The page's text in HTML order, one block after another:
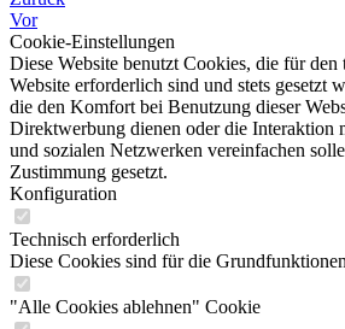
Vor
Cookie-Einstellungen
Diese Website benutzt Cookies, die für den
Website erforderlich sind und stets gesetzt
die den Komfort bei Benutzung dieser
Direktwerbung dienen oder die Interaktion
und sozialen Netzwerken vereinfachen
Zustimmung gesetzt.
Konfiguration
Technisch erforderlich
Diese Cookies sind für die
"Alle Cookies ablehnen" Cookie